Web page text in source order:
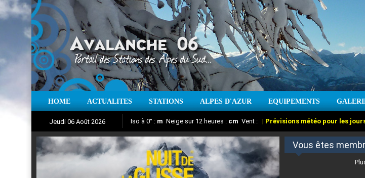
HOME ACTUALITES STATIONS ALPES D'AZUR EQUIPEMENTS
Jeudi 06 Août 2026 Iso à 0° : m Neige sur 12 heures : cm Vent : | Prévisions météo pour les
Nuit de la Glisse 2018 Vous êtes